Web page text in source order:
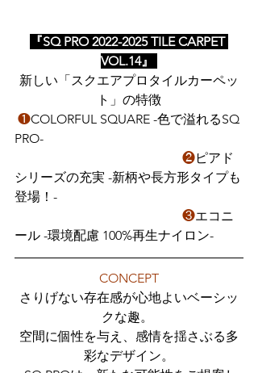
『SQ PRO 2022-2025 TILE CARPET
VOL.14』
新しい「スクエアプロタイルカーペッ
ト」の特徴
❶COLORFUL SQUARE -色で溢れるSQ
PRO-
❷ピアド
シリーズの充実 -新柄や長方形タイプも
登場！-
❸エコニ
ール -環境配慮 100%再生ナイロン-
CONCEPT
さりげない存在感が心地よいベーシッ
クな趣。
空間に個性を与え、感情を揺さぶる多
彩なデザイン。